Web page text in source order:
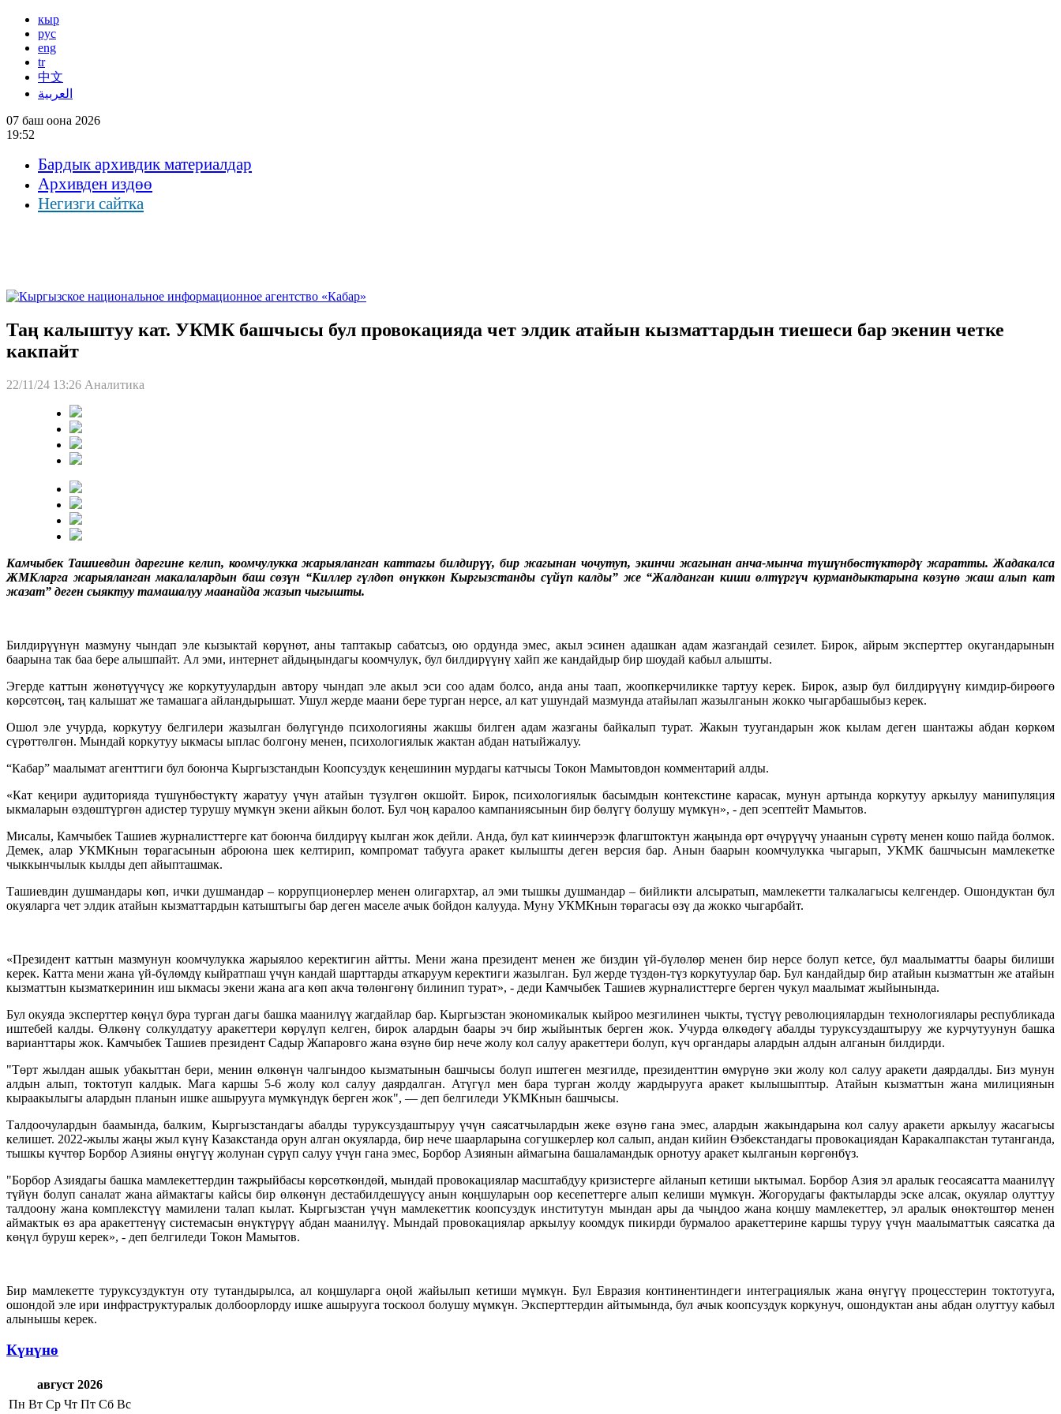
кыр
рус
eng
tr
中文
العربية
07 баш оона 2026
19:52
Бардык архивдик материалдар
Архивден издөө
Негизги сайтка
Таң калыштуу кат. УКМК башчысы бул провокацияда чет элдик атайын кызматтардын тиешеси бар экенин четке
какпайт
22/11/24 13:26 Аналитика
Камчыбек Ташиевдин дарегине келип, коомчулукка жарыяланган каттагы билдирүү, бир жагынан чочутуп, экинчи жагынан анча-мынча түшүнбөстүктөрдү жаратты. Жадакалса
ЖМКларга жарыяланган макалалардын баш сөзүн “Киллер гүлдөп өнүккөн Кыргызстанды сүйүп калды” же “Жалданган киши өлтүргүч курмандыктарына көзүнө жаш алып кат
жазат” деген сыяктуу тамашалуу маанайда жазып чыгышты.
Билдирүүнүн мазмуну чындап эле кызыктай көрүнөт, аны таптакыр сабатсыз, ою ордунда эмес, акыл эсинен адашкан адам жазгандай сезилет. Бирок, айрым эксперттер окугандарынын
баарына так баа бере алышпайт. Ал эми, интернет айдыңындагы коомчулук, бул билдирүүнү хайп же кандайдыр бир шоудай кабыл алышты.
Эгерде каттын жөнөтүүчүсү же коркутуулардын автору чындап эле акыл эси соо адам болсо, анда аны таап, жоопкерчиликке тартуу керек. Бирок, азыр бул билдирүүнү кимдир-бирөөгө
көрсөтсөң, таң калышат же тамашага айландырышат. Ушул жерде маани бере турган нерсе, ал кат ушундай мазмунда атайылап жазылганын жокко чыгарбашыбыз керек.
Ошол эле учурда, коркутуу белгилери жазылган бөлүгүндө психологияны жакшы билген адам жазганы байкалып турат. Жакын туугандарын жок кылам деген шантажы абдан көркөм
сүрөттөлгөн. Мындай коркутуу ыкмасы ыплас болгону менен, психологиялык жактан абдан натыйжалуу.
“Кабар” маалымат агенттиги бул боюнча Кыргызстандын Коопсуздук кеңешинин мурдагы катчысы Токон Мамытовдон комментарий алды.
«Кат кеңири аудиторияда түшүнбөстүктү жаратуу үчүн атайын түзүлгөн окшойт. Бирок, психологиялык басымдын контекстине карасак, мунун артында коркутуу аркылуу манипуляция
ыкмаларын өздөштүргөн адистер турушу мүмкүн экени айкын болот. Бул чоң каралоо кампаниясынын бир бөлүгү болушу мүмкүн», - деп эсептейт Мамытов.
Мисалы, Камчыбек Ташиев журналисттерге кат боюнча билдирүү кылган жок дейли. Анда, бул кат киинчерээк флагштоктун жаңында өрт өчүрүүчү унаанын сүрөтү менен кошо пайда болмок.
Демек, алар УКМКнын төрагасынын аброюна шек келтирип, компромат табууга аракет кылышты деген версия бар. Анын баарын коомчулукка чыгарып, УКМК башчысын мамлекетке
чыккынчылык кылды деп айыпташмак.
Ташиевдин душмандары көп, ички душмандар – коррупционерлер менен олигархтар, ал эми тышкы душмандар – бийликти алсыратып, мамлекетти талкалагысы келгендер. Ошондуктан бул
окуяларга чет элдик атайын кызматтардын катыштыгы бар деген маселе ачык бойдон калууда. Муну УКМКнын төрагасы өзү да жокко чыгарбайт.
«Президент каттын мазмунун коомчулукка жарыялоо керектигин айтты. Мени жана президент менен же биздин үй-бүлөлөр менен бир нерсе болуп кетсе, бул маалыматты баары билиши
керек. Катта мени жана үй-бүлөмдү кыйратпаш үчүн кандай шарттарды аткаруум керектиги жазылган. Бул жерде түздөн-түз коркутуулар бар. Бул кандайдыр бир атайын кызматтын же атайын
кызматтын кызматкеринин иш ыкмасы экени жана ага көп акча төлөнгөнү билинип турат», - деди Камчыбек Ташиев журналисттерге берген чукул маалымат жыйынында.
Бул окуяда эксперттер көңүл бура турган дагы башка маанилүү жагдайлар бар. Кыргызстан экономикалык кыйроо мезгилинен чыкты, түстүү революциялардын технологиялары республикада
иштебей калды. Өлкөнү солкулдатуу аракеттери көрүлүп келген, бирок алардын баары эч бир жыйынтык берген жок. Учурда өлкөдөгү абалды туруксуздаштыруу же курчутуунун башка
варианттары жок. Камчыбек Ташиев президент Садыр Жапаровго жана өзүнө бир нече жолу кол салуу аракеттери болуп, күч органдары алардын алдын алганын билдирди.
"Төрт жылдан ашык убакыттан бери, менин өлкөнүн чалгындоо кызматынын башчысы болуп иштеген мезгилде, президенттин өмүрүнө эки жолу кол салуу аракети даярдалды. Биз мунун
алдын алып, токтотуп калдык. Мага каршы 5-6 жолу кол салуу даярдалган. Атүгүл мен бара турган жолду жардырууга аракет кылышыптыр. Атайын кызматтын жана милициянын
кыраакылыгы алардын планын ишке ашырууга мүмкүндүк берген жок", — деп белгиледи УКМКнын башчысы.
Талдоочулардын баамында, балким, Кыргызстандагы абалды туруксуздаштыруу үчүн саясатчылардын жеке өзүнө гана эмес, алардын жакындарына кол салуу аракети аркылуу жасагысы
келишет. 2022-жылы жаңы жыл күнү Казакстанда орун алган окуяларда, бир нече шаарларына согушкерлер кол салып, андан кийин Өзбекстандагы провокациядан Каракалпакстан тутанганда,
тышкы күчтөр Борбор Азияны өнүгүү жолунан сүрүп салуу үчүн гана эмес, Борбор Азиянын аймагына башаламандык орнотуу аракет кылганын көргөнбүз.
"Борбор Азиядагы башка мамлекеттердин тажрыйбасы көрсөткөндөй, мындай провокациялар масштабдуу кризистерге айланып кетиши ыктымал. Борбор Азия эл аралык геосаясатта маанилүү
түйүн болуп саналат жана аймактагы кайсы бир өлкөнүн дестабилдешүүсү анын коңшуларын оор кесепеттерге алып келиши мүмкүн. Жогорудагы фактыларды эске алсак, окуялар олуттуу
талдоону жана комплекстүү мамилени талап кылат. Кыргызстан үчүн мамлекеттик коопсуздук институтун мындан ары да чыңдоо жана коңшу мамлекеттер, эл аралык өнөктөштөр менен
аймактык өз ара аракеттенүү системасын өнүктүрүү абдан маанилүү. Мындай провокациялар аркылуу коомдук пикирди бурмалоо аракеттерине каршы туруу үчүн маалыматтык саясатка да
көңүл буруш керек», - деп белгиледи Токон Мамытов.
Бир мамлекетте туруксуздуктун оту тутандырылса, ал коңшуларга оңой жайылып кетиши мүмкүн. Бул Евразия континентиндеги интеграциялык жана өнүгүү процесстерин токтотууга,
ошондой эле ири инфраструктуралык долбоорлорду ишке ашырууга тоскоол болушу мүмкүн. Эксперттердин айтымында, бул ачык коопсуздук коркунуч, ошондуктан аны абдан олуттуу кабыл
алынышы керек.
Күнүнө
август 2026
Пн Вт Ср Чт Пт Сб Вс